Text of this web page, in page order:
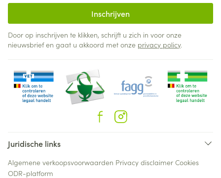
Inschrijven
Door op inschrijven te klikken, schrijft u zich in voor onze
nieuwsbrief en gaat u akkoord met onze privacy policy.
Juridische links
Algemene verkoopsvoorwaarden Privacy disclaimer Cookies
ODR-platform